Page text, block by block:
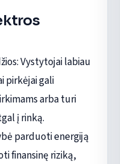
Vystytojai labiau
pirkėjai gali
arba turi
į rinką.
parduoti energiją
finansinę riziką,